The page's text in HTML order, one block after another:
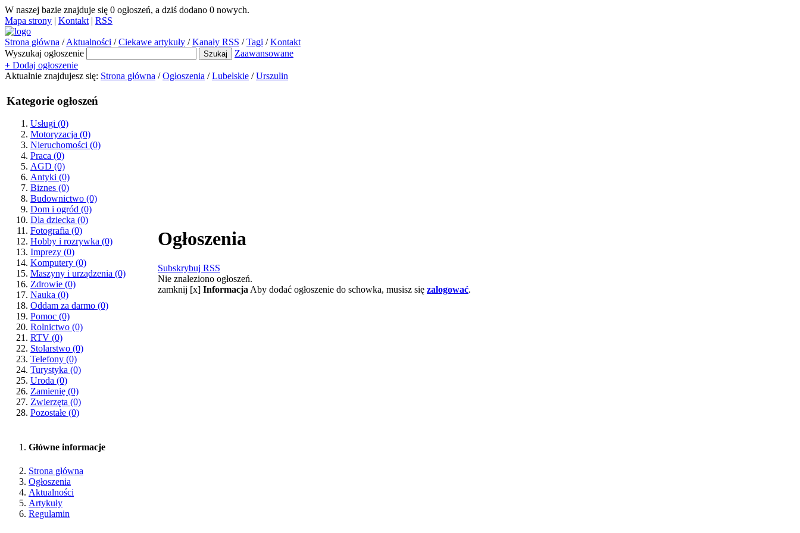
W naszej bazie znajduje się 0 ogłoszeń, a dziś dodano 0 nowych.
Mapa strony | Kontakt | RSS
Strona główna / Aktualności / Ciekawe artykuły / Kanały RSS / Tagi / Kontakt
Wyszukaj ogłoszenie
Zaawansowane
+ Dodaj ogłoszenie
Aktualnie znajdujesz się: Strona główna / Ogłoszenia / Lubelskie / Urszulin
Kategorie ogłoszeń
Usługi (0)
Motoryzacja (0)
Nieruchomości (0)
Praca (0)
AGD (0)
Antyki (0)
Biznes (0)
Budownictwo (0)
Dom i ogród (0)
Dla dziecka (0)
Fotografia (0)
Hobby i rozrywka (0)
Imprezy (0)
Komputery (0)
Maszyny i urządzenia (0)
Zdrowie (0)
Nauka (0)
Oddam za darmo (0)
Pomoc (0)
Rolnictwo (0)
RTV (0)
Stolarstwo (0)
Telefony (0)
Turystyka (0)
Uroda (0)
Zamienię (0)
Zwierzęta (0)
Pozostałe (0)
Ogłoszenia
Subskrybuj RSS
Nie znaleziono ogłoszeń.
zamknij [x] Informacja Aby dodać ogłoszenie do schowka, musisz się zalogować.
Główne informacje
Strona główna
Ogłoszenia
Aktualności
Artykuły
Regulamin